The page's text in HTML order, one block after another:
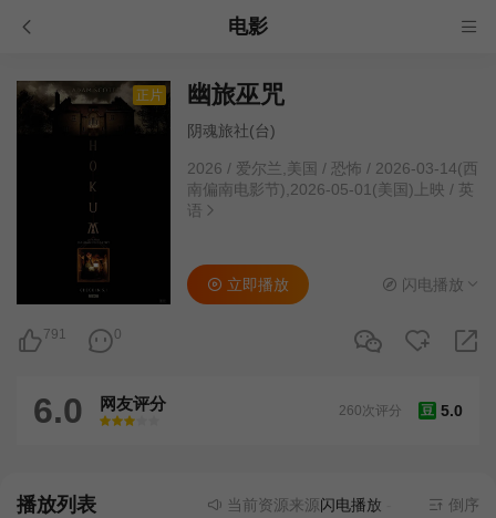
电影
正片 幽旅巫咒
阴魂旅社(台)
2026 / 爱尔兰,美国 / 恐怖 / 2026-03-14(西
南偏南电影节),2026-05-01(美国)上映 / 英
语
791 0
立即播放 闪电播放
6.0 网友评分
很差
较差还行推荐力荐
豆 5.0
260次评分
播放列表 当前资源来源闪电播放- 无需安装任何插
倒序